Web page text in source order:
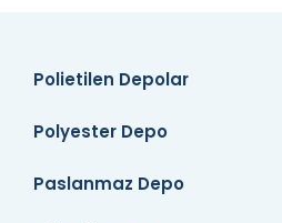
Polietilen Depolar
Polyester Depo
Paslanmaz Depo